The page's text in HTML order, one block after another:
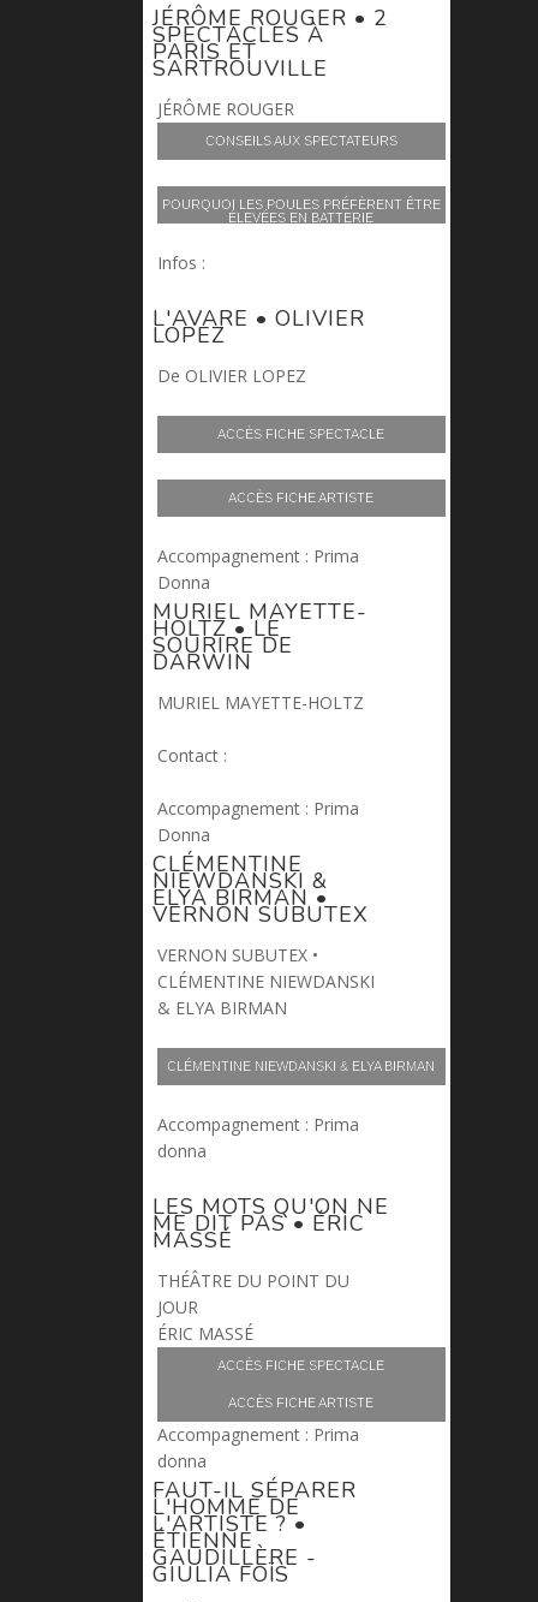
JÉRÔME ROUGER • 2
SPECTACLES À
PARIS ET
SARTROUVILLE
JÉRÔME ROUGER
CONSEILS AUX SPECTATEURS
POURQUOI LES POULES PRÉFÈRENT ÊTRE
ÉLEVÉES EN BATTERIE
Infos :
guillaume.rouger@lamartingale.
com
L'AVARE • OLIVIER
LOPEZ
De OLIVIER LOPEZ
ACCÈS FICHE SPECTACLE
ACCÈS FICHE ARTISTE
Accompagnement : Prima
Donna
MURIEL MAYETTE-
HOLTZ • LE
SOURIRE DE
DARWIN
MURIEL MAYETTE-HOLTZ
Contact :
pascal.fauve@prima-donna.fr
Accompagnement : Prima
Donna
CLÉMENTINE
NIEWDANSKI &
ELYA BIRMAN •
VERNON SUBUTEX
VERNON SUBUTEX •
CLÉMENTINE NIEWDANSKI
& ELYA BIRMAN
CLÉMENTINE NIEWDANSKI & ELYA BIRMAN
Accompagnement : Prima
donna
LES MOTS QU'ON NE
ME DIT PAS • ÉRIC
MASSÉ
THÉÂTRE DU POINT DU
JOUR
ÉRIC MASSÉ
ACCÈS FICHE SPECTACLE
ACCÈS FICHE ARTISTE
Accompagnement : Prima
donna
FAUT-IL SÉPARER
L'HOMME DE
L'ARTISTE ? •
ÉTIENNE
GAUDILLÈRE -
GIULIA FOÏS